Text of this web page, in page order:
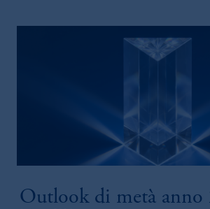
Outlook di metà anno